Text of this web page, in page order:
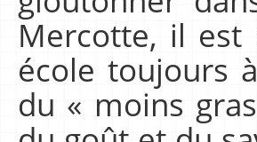
Mercotte, il est
école toujours
du « moins